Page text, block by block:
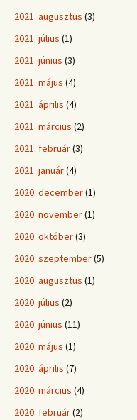
2021. augusztus (3)
2021. július (1)
2021. június (3)
2021. május (4)
2021. április (4)
2021. március (2)
2021. február(3)
2021. január(4)
2020. december(1)
2020. november(1)
2020. október(3)
2020. szeptember(5)
2020. augusztus (1)
2020. július (2)
2020. június (11)
2020. május (1)
2020. április (7)
2020. március (4)
2020. február(2)